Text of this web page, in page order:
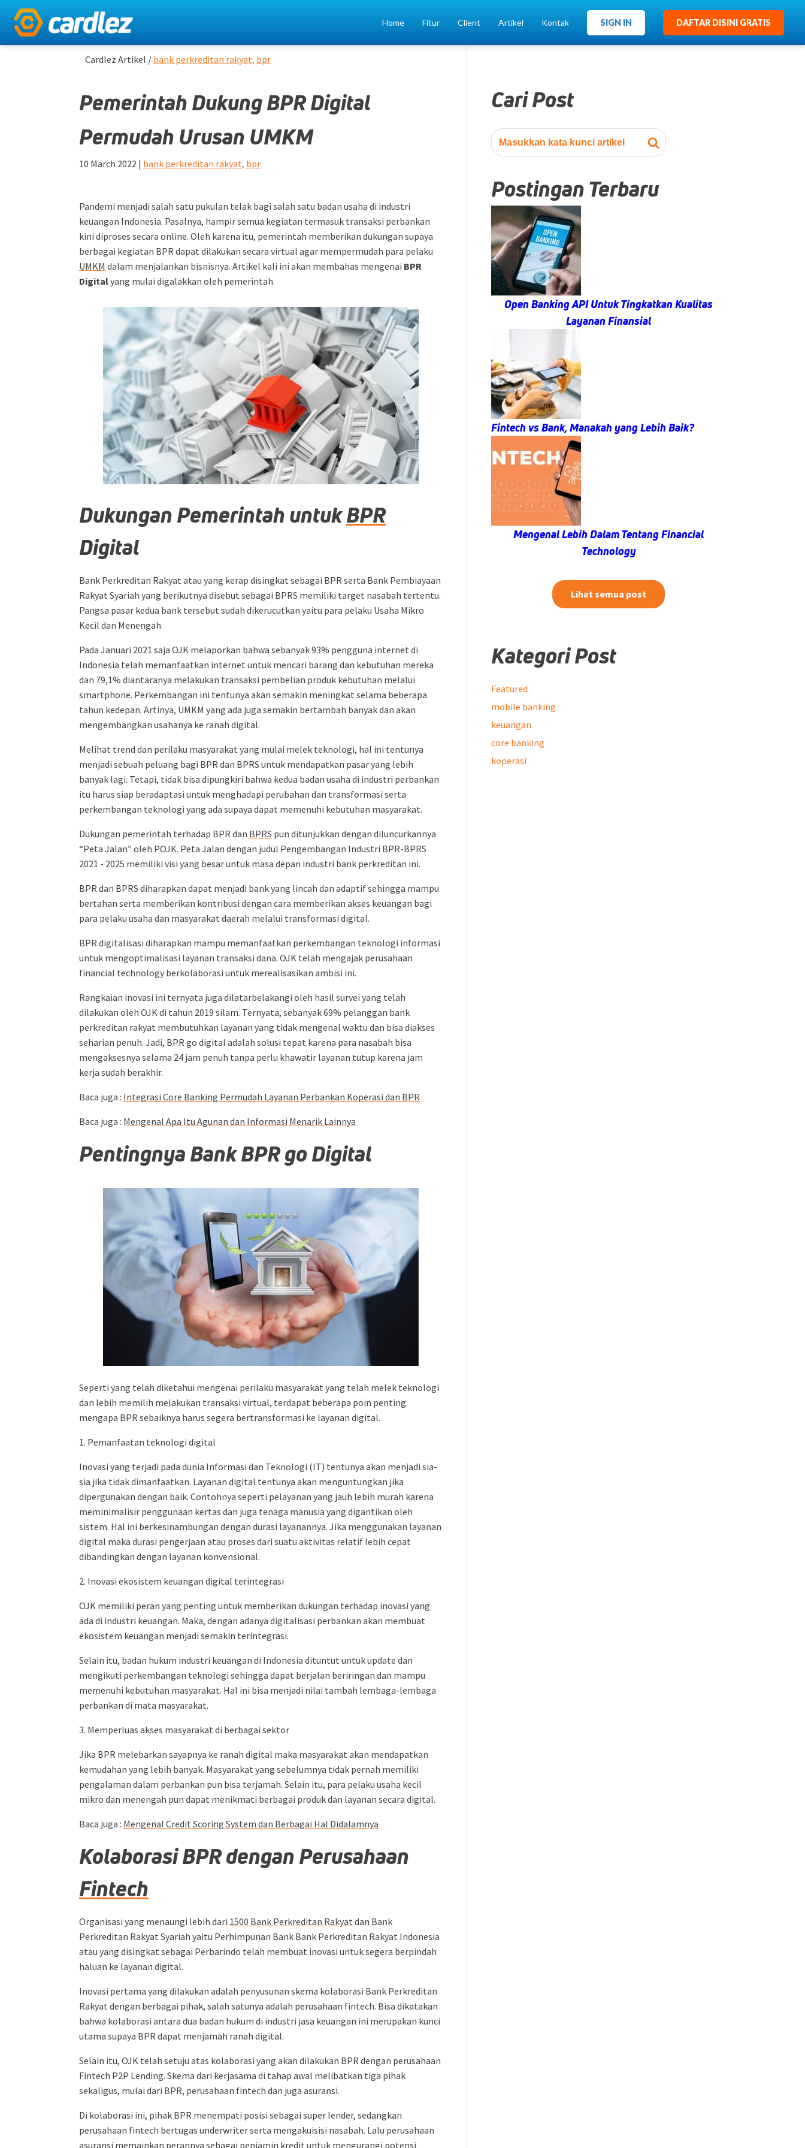
Home Fitur Client Artikel Kontak SIGN IN DAFTAR DISINI GRATIS
Cardlez Artikel / bank perkreditan rakyat, bpr
Pemerintah Dukung BPR Digital
Permudah Urusan UMKM
10 March 2022 | bank perkreditan rakyat, bpr
Pandemi menjadi salah satu pukulan telak bagi salah satu badan usaha di industri
keuangan Indonesia. Pasalnya, hampir semua kegiatan termasuk transaksi perbankan
kini diproses secara online. Oleh karena itu, pemerintah memberikan dukungan supaya
berbagai kegiatan BPR dapat dilakukan secara virtual agar mempermudah para pelaku
UMKM dalam menjalankan bisnisnya. Artikel kali ini akan membahas mengenai BPR
Digitalyang mulai digalakkan oleh pemerintah.
Dukungan Pemerintah untukBPR
Digital
Bank Perkreditan Rakyat atau yang kerap disingkat sebagai BPR serta Bank Pembiayaan
Rakyat Syariah yang berikutnya disebut sebagai BPRS memiliki target nasabah tertentu.
Pangsa pasar kedua bank tersebut sudah dikerucutkan yaitu para pelaku Usaha Mikro
Kecil dan Menengah.
Pada Januari 2021 saja OJK melaporkan bahwa sebanyak 93% pengguna internet di
Indonesia telah memanfaatkan internet untuk mencari barang dan kebutuhan mereka
dan 79,1% diantaranya melakukan transaksi pembelian produk kebutuhan melalui
smartphone. Perkembangan ini tentunya akan semakin meningkat selama beberapa
tahun kedepan. Artinya, UMKM yang ada juga semakin bertambah banyak dan akan
mengembangkan usahanya ke ranah digital.
Melihat trend dan perilaku masyarakat yang mulai melek teknologi, hal ini tentunya
menjadi sebuah peluang bagi BPR dan BPRS untuk mendapatkan pasar yang lebih
banyak lagi. Tetapi, tidak bisa dipungkiri bahwa kedua badan usaha di industri perbankan
itu harus siap beradaptasi untuk menghadapi perubahan dan transformasi serta
perkembangan teknologi yang ada supaya dapat memenuhi kebutuhan masyarakat.
Dukungan pemerintah terhadap BPR dan BPRS pun ditunjukkan dengan diluncurkannya
“Peta Jalan” oleh POJK. Peta Jalan dengan judul Pengembangan Industri BPR-BPRS
2021 - 2025 memiliki visi yang besar untuk masa depan industri bank perkreditan ini.
BPR dan BPRS diharapkan dapat menjadi bank yang lincah dan adaptif sehingga mampu
bertahan serta memberikan kontribusi dengan cara memberikan akses keuangan bagi
para pelaku usaha dan masyarakat daerah melalui transformasi digital.
BPR digitalisasi diharapkan mampu memanfaatkan perkembangan teknologi informasi
untuk mengoptimalisasi layanan transaksi dana. OJK telah mengajak perusahaan
financial technology berkolaborasi untuk merealisasikan ambisi ini.
Rangkaian inovasi ini ternyata juga dilatarbelakangi oleh hasil survei yang telah
dilakukan oleh OJK di tahun 2019 silam. Ternyata, sebanyak 69% pelanggan bank
perkreditan rakyat membutuhkan layanan yang tidak mengenal waktu dan bisa diakses
seharian penuh. Jadi, BPR go digital adalah solusi tepat karena para nasabah bisa
mengaksesnya selama 24 jam penuh tanpa perlu khawatir layanan tutup karena jam
kerja sudah berakhir.
Baca juga : Integrasi Core Banking Permudah Layanan Perbankan Koperasi dan BPR
Baca juga : Mengenal Apa Itu Agunan dan Informasi Menarik Lainnya
Pentingnya Bank BPR go Digital
Seperti yang telah diketahui mengenai perilaku masyarakat yang telah melek teknologi
dan lebih memilih melakukan transaksi virtual, terdapat beberapa poin penting
mengapa BPR sebaiknya harus segera bertransformasi ke layanan digital.
1. Pemanfaatan teknologi digital
Inovasi yang terjadi pada dunia Informasi dan Teknologi (IT) tentunya akan menjadi sia-
sia jika tidak dimanfaatkan. Layanan digital tentunya akan menguntungkan jika
dipergunakan dengan baik. Contohnya seperti pelayanan yang jauh lebih murah karena
meminimalisir penggunaan kertas dan juga tenaga manusia yang digantikan oleh
sistem. Hal ini berkesinambungan dengan durasi layanannya. Jika menggunakan layanan
digital maka durasi pengerjaan atau proses dari suatu aktivitas relatif lebih cepat
dibandingkan dengan layanan konvensional.
2. Inovasi ekosistem keuangan digital terintegrasi
OJK memiliki peran yang penting untuk memberikan dukungan terhadap inovasi yang
ada di industri keuangan. Maka, dengan adanya digitalisasi perbankan akan membuat
ekosistem keuangan menjadi semakin terintegrasi.
Selain itu, badan hukum industri keuangan di Indonesia dituntut untuk update dan
mengikuti perkembangan teknologi sehingga dapat berjalan beriringan dan mampu
memenuhi kebutuhan masyarakat. Hal ini bisa menjadi nilai tambah lembaga-lembaga
perbankan di mata masyarakat.
3. Memperluas akses masyarakat di berbagai sektor
Jika BPR melebarkan sayapnya ke ranah digital maka masyarakat akan mendapatkan
kemudahan yang lebih banyak. Masyarakat yang sebelumnya tidak pernah memiliki
pengalaman dalam perbankan pun bisa terjamah. Selain itu, para pelaku usaha kecil
mikro dan menengah pun dapat menikmati berbagai produk dan layanan secara digital.
Baca juga : Mengenal Credit Scoring System dan Berbagai Hal Didalamnya
Kolaborasi BPR dengan Perusahaan
Fintech
Organisasi yang menaungi lebih dari 1500 Bank Perkreditan Rakyat dan Bank
Perkreditan Rakyat Syariah yaitu Perhimpunan Bank Bank Perkreditan Rakyat Indonesia
atau yang disingkat sebagai Perbarindo telah membuat inovasi untuk segera berpindah
haluan ke layanan digital.
Inovasi pertama yang dilakukan adalah penyusunan skema kolaborasi Bank Perkreditan
Rakyat dengan berbagai pihak, salah satunya adalah perusahaan fintech. Bisa dikatakan
bahwa kolaborasi antara dua badan hukum di industri jasa keuangan ini merupakan kunci
utama supaya BPR dapat menjamah ranah digital.
Selain itu, OJK telah setuju atas kolaborasi yang akan dilakukan BPR dengan perusahaan
Fintech P2P Lending. Skema dari kerjasama di tahap awal melibatkan tiga pihak
sekaligus, mulai dari BPR, perusahaan fintech dan juga asuransi.
Di kolaborasi ini, pihak BPR menempati posisi sebagai super lender, sedangkan
perusahaan fintech bertugas underwriter serta mengakuisisi nasabah. Lalu perusahaan
asuransi memainkan perannya sebagai penjamin kredit untuk mengurangi potensi
Cari Post
Postingan Terbaru
Open Banking API Untuk Tingkatkan Kualitas
Layanan Finansial
Fintech vs Bank, Manakah yang Lebih Baik?
Mengenal Lebih Dalam Tentang Financial
Technology
Lihat semua post
Kategori Post
Featured
mobile banking
keuangan
core banking
koperasi